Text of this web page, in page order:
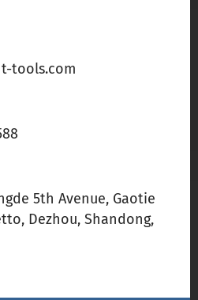
tools.com
5th Avenue, Gaotie
Dezhou, Shandong,